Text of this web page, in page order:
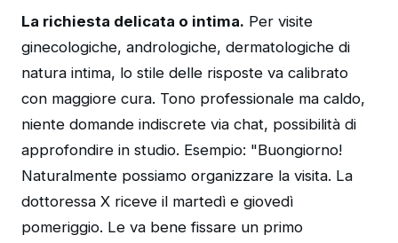
La richiesta delicata o intima. Per visite
ginecologiche, andrologiche, dermatologiche di
natura intima, lo stile delle risposte va calibrato
con maggiore cura. Tono professionale ma caldo,
niente domande indiscrete via chat, possibilità di
approfondire in studio. Esempio: "Buongiorno!
Naturalmente possiamo organizzare la visita. La
dottoressa X riceve il martedì e giovedì
pomeriggio. Le va bene fissare un primo